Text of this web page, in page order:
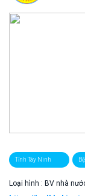
Tỉnh Tây Ninh
Loại hình : BV nhà